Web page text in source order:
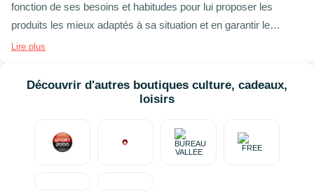
fonction de ses besoins et habitudes pour lui proposer les
produits les mieux adaptés à sa situation et en garantir le
succès.
Lire plus
Découvrir d'autres boutiques culture, cadeaux,
loisirs